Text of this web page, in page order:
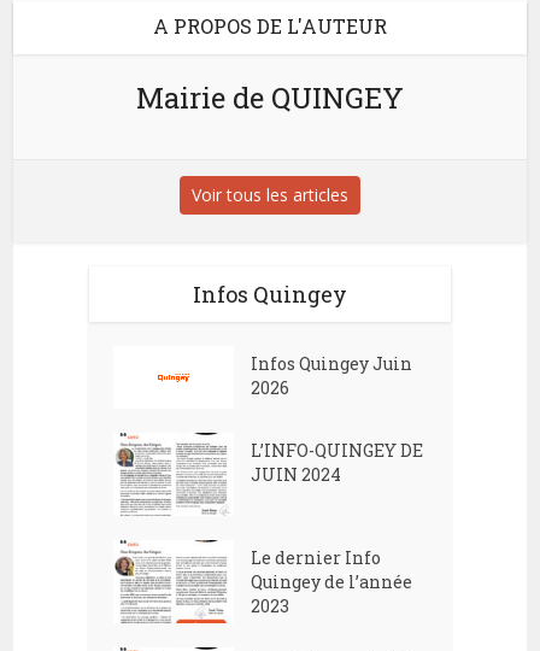
A PROPOS DE L'AUTEUR
Mairie de QUINGEY
Voir tous les articles
Infos Quingey
Infos Quingey Juin
2026
L’INFO-QUINGEY DE
JUIN 2024
Le dernier Info
Quingey de l’année
2023